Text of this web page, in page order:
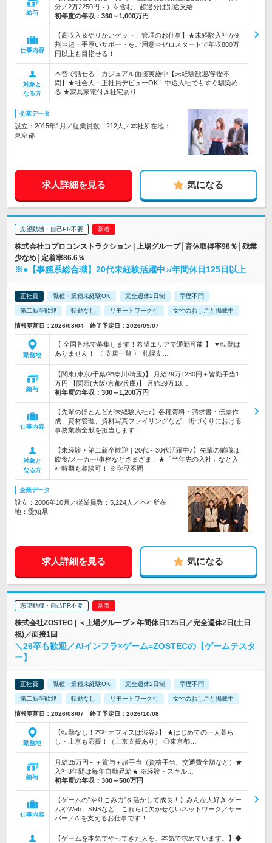
給与
分／2万2250円～）を含む。超過分は別途支給…
初年度の年収： 360～1,000万円
仕事内容
【高収入＆やりがいゲット！管理のお仕事】★未経験入社が9
割⇒超・手厚いサポートをご用意⇒ゼロスタートで年収800万
円以上も目指せる！
対象と
なる方
本音で話せる！カジュアル面接実施中【未経験歓迎/学歴不
問】★社会人・正社員デビューOK！中途入社でもすぐ馴染め
る ★家具家電付き社宅あり
企業データ
設立：2015年1月／従業員数：212人／本社所在地：
東京都
求人詳細を見る 気になる
志望動機・自己PR不要
株式会社コプロコンストラクション | 上場グループ│育休取得率98％│残業
少なめ│定着率86.6％
※●【事務系総合職】20代未経験活躍中♪/年間休日125日以上
正社員 職種・業種未経験OK 完全週休2日制 学歴不問
第二新卒歓迎 転勤なし リモートワーク可 女性のおしごと掲載中
情報更新日：2026/08/04 終了予定日：2026/09/07
勤務地
【 全国各地で募集します！希望エリアで通勤可能 】 ▼転勤は
ありません！ 〈 支店一覧 〉 札幌支…
給与
【関東(東京/千葉/神奈川/埼玉)】 月給29万1230円＋皆勤手当1
万円 【関西(大阪/京都/兵庫)】 月給29万13…
初年度の年収： 300～1,200万円
仕事内容
【先輩のほとんどが未経験入社♪】各種資料・請求書・伝票作
成、資材管理、資料写真ファイリングなど、街づくりにおける
事務業務全般を担当します！
対象と
なる方
【未経験・第二新卒歓迎｜20代～30代活躍中♪】先輩の前職は
飲食/メーカー/事務などさまざま！★「半年先の入社」など入
社時期も相談可！ ※学歴不問
企業データ
設立：2006年10月／従業員数：5,224人／本社所在
地：愛知県
求人詳細を見る 気になる
志望動機・自己PR不要
株式会社ZOSTEC | ＜上場グループ＞年間休日125日／完全週休2日(土日
祝)／面接1回
＼26卒も歓迎／AIインフラ×ゲーム=ZOSTECの【ゲームテスタ
ー】
正社員 職種・業種未経験OK 完全週休2日制 学歴不問
第二新卒歓迎 転勤なし リモートワーク可 女性のおしごと掲載中
情報更新日：2026/08/07 終了予定日：2026/10/08
勤務地
【転勤なし！本社オフィスは渋谷♪】 ★はじめての一人暮ら
し・上京も応援！（上京支援あり） ◎東京都…
給与
月給25万円～＋賞与＋諸手当（資格手当、交通費全額など）★
入社3年間は毎年自動昇給★ ※経験・スキル…
初年度の年収： 300～500万円
仕事内容
【ゲームの"やりこみ力"を活かして成長！】みんな大好き ゲー
ムやWeb、SNSなど…これらに欠かせないネットワーク／サー
バー／AIを支えるお仕事です！
【ゲームを本気でやってきた人を、本気で求めています。】◆